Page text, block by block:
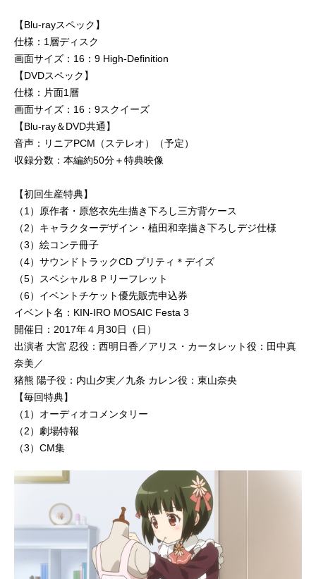
【Blu-rayスペック】
仕様：1層ディスク
画面サイズ：16：9 High-Definition
【DVDスペック】
仕様：片面1層
画面サイズ：16：9スクイーズ
【Blu-ray＆DVD共通】
音声：リニアPCM（ステレオ）（予定）
収録分数：本編約50分＋特典映像
【初回生産特典】
（1）原作者・原悠衣先生描き下ろし三方背ケース
（2）キャラクターデザイン・植田和幸描き下ろしデジ仕様
（3）絵コンテ冊子
（4）サウンドトラックCD プリティ＊デイズ
（5）スペシャル８Ｐリーフレット
（6）イベントチケット優先販売申込券
イベント名：KIN-IRO MOSAIC Festa 3
開催日：2017年４月30日（日）
出演者 大宮 忍役：西明日香／アリス・カータレット役：田中真
奈美／
猪熊 陽子役：内山夕実／九条 カレン役：東山奈央
【毎回特典】
（1）オーディオコメンタリー
（2）劇場特報
（3）CM集